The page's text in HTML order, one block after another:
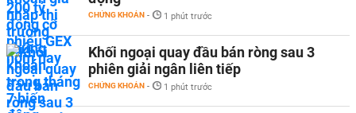
CHỨNG KHOÁN - 1 phút trước
Khối ngoại quay đầu bán ròng sau 3
phiên giải ngân liên tiếp
CHỨNG KHOÁN - 1 phút trước